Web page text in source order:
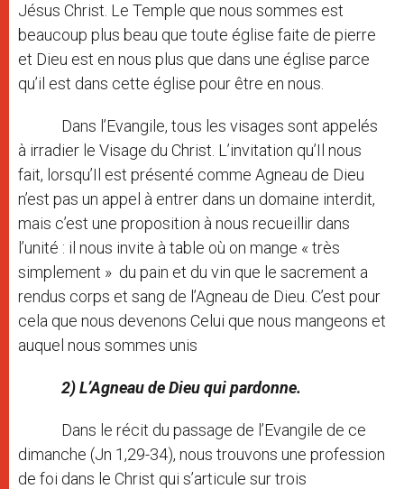
Jésus Christ. Le Temple que nous sommes est
beaucoup plus beau que toute église faite de pierre
et Dieu est en nous plus que dans une église parce
qu’il est dans cette église pour être en nous.
Dans l’Evangile, tous les visages sont appelés
à irradier le Visage du Christ. L’invitation qu’Il nous
fait, lorsqu’Il est présenté comme Agneau de Dieu
n’est pas un appel à entrer dans un domaine interdit,
mais c’est une proposition à nous recueillir dans
l’unité : il nous invite à table où on mange « très
simplement » du pain et du vin que le sacrement a
rendus corps et sang de l’Agneau de Dieu. C’est pour
cela que nous devenons Celui que nous mangeons et
auquel nous sommes unis
2) L’Agneau de Dieu qui pardonne.
Dans le récit du passage de l’Evangile de ce
dimanche (Jn 1,29-34), nous trouvons une profession
de foi dans le Christ qui s’articule sur trois